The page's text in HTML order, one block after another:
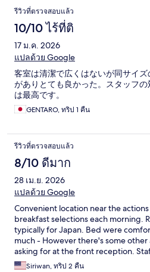
รีวิวที่ตรวจสอบแล้ว
10/10 ไร้ที่ติ
17 ม.ค. 2026
แปลด้วย Google
客室は清潔で広くはないが同サイ
がありとても良かった。スタッフ
は最高です。
GENTARO, ทริป 1 คืน
รีวิวที่ตรวจสอบแล้ว
8/10 ดีมาก
28 เม.ย. 2026
แปลด้วย Google
Convenient location near the
breakfast selections each morning.
typically for Japan. Bed were
much - However there's some other
asking for at the front reception.
(minimal English).
Siriwan, ทริป 2 คืน